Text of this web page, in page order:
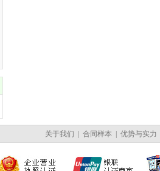
关于我们 合同样本 优势与实力